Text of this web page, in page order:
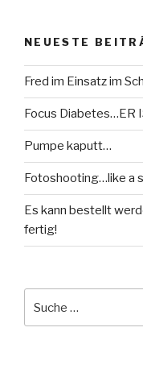
NEUESTE
Fred im Einsatz im
Focus Diabetes…ER
Pumpe kaputt…
Fotoshooting…like a
Es kann bestellt
fertig!
nach: